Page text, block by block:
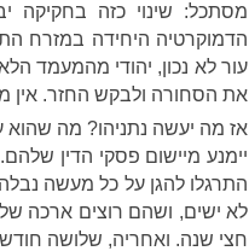
מסתכל: שינוי כזה בחקיקה
הדמוקרטיה היחידה במזרח
עור לא נכון, יהודי מהמעמד
את הסחורה ולבקש החזר. אין
אז מה יעשה נתניהו? מה
יימנע מיישום פסקי הדין
התרגלו להגן על כל מעשה
לא ישים, ושהם רוצים ארכה
חצי שנה. ואחריה, שלושה